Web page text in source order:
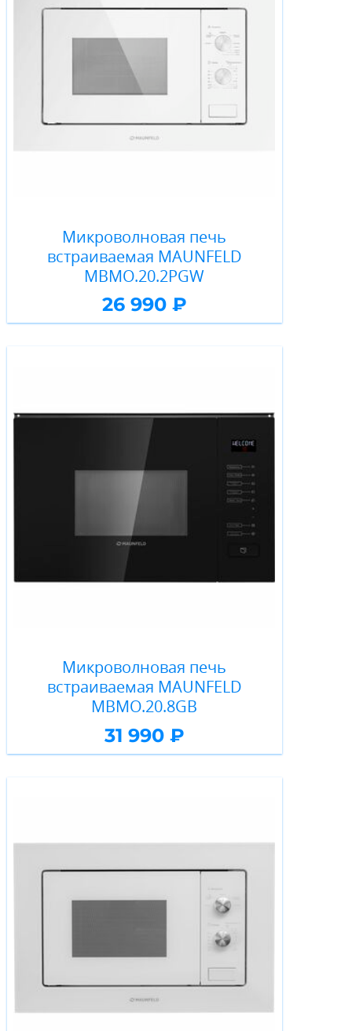
Микроволновая печь
встраиваемая MAUNFELD
MBMO.20.2PGW
26 990 ₽
Микроволновая печь
встраиваемая MAUNFELD
MBMO.20.8GB
31 990 ₽